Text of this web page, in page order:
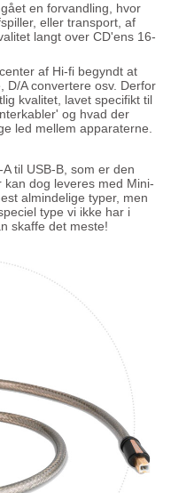
en forvandling, hvor
eller transport, af
langt over CD'ens 16-
af Hi-fi begyndt at
D/A convertere osv. Derfor
kvalitet, lavet specifikt til
og hvad der
led mellem apparaterne.
til USB-B, som er den
dog leveres med Mini-
almindelige typer, men
type vi ikke har i
skaffe det meste!